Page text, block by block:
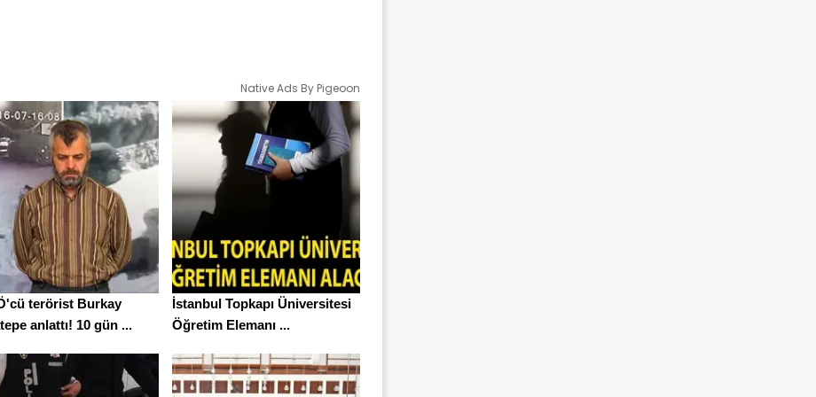
Native Ads By Pigeoon
terörist Burkay
anlattı! 10 gün ...
İstanbul Topkapı Üniversitesi
Öğretim Elemanı ...